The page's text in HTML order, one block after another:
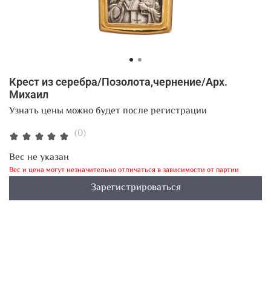
(0)
Крест из серебра/Позолота,чернение/Арх.
Михаил
Узнать цены можно будет после регистрации
Вес не указан
Вес и цена могут незначительно отличаться в зависимости от партии
Зарегистрироваться